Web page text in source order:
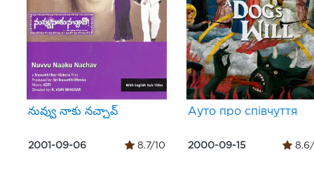
నువ్వు నాకు నచ్చావ్
2001-09-06 8.7/10
Ауто про співчуття
2000-09-15 8.6/